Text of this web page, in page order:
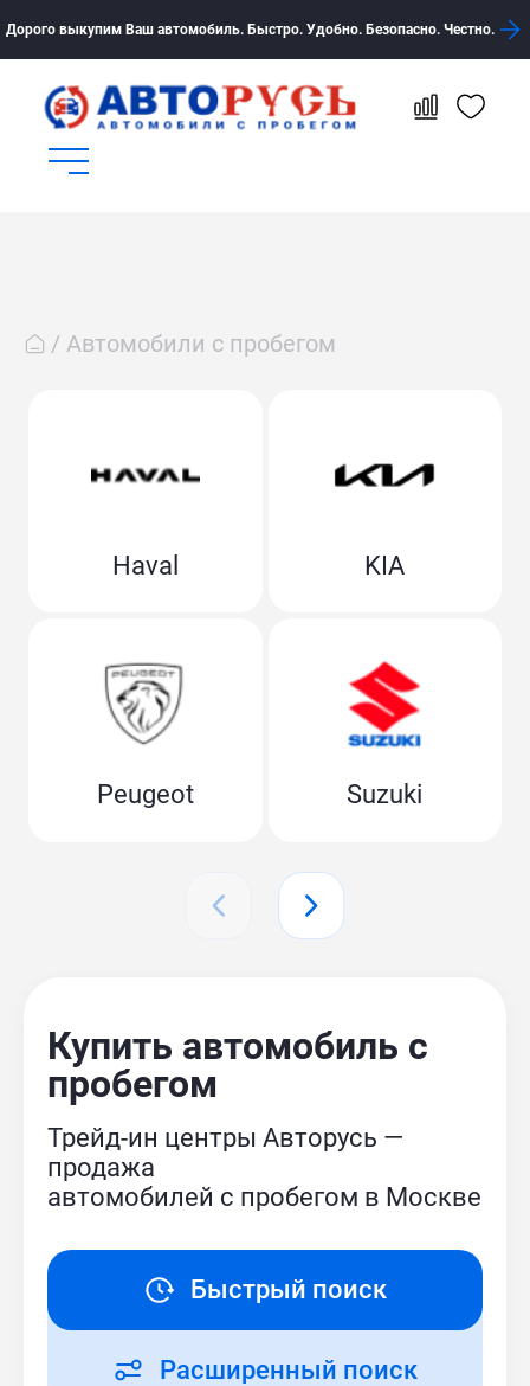
Дорого выкупим Ваш автомобиль. Быстро. Удобно. Безопасно. Честно.
Автомобили с пробегом
Haval KIA
Peugeot Suzuki
Купить автомобиль с
пробегом
Трейд-ин центры Авторусь —
продажа
автомобилей с пробегом в Москве
Быстрый поиск
Расширенный поиск